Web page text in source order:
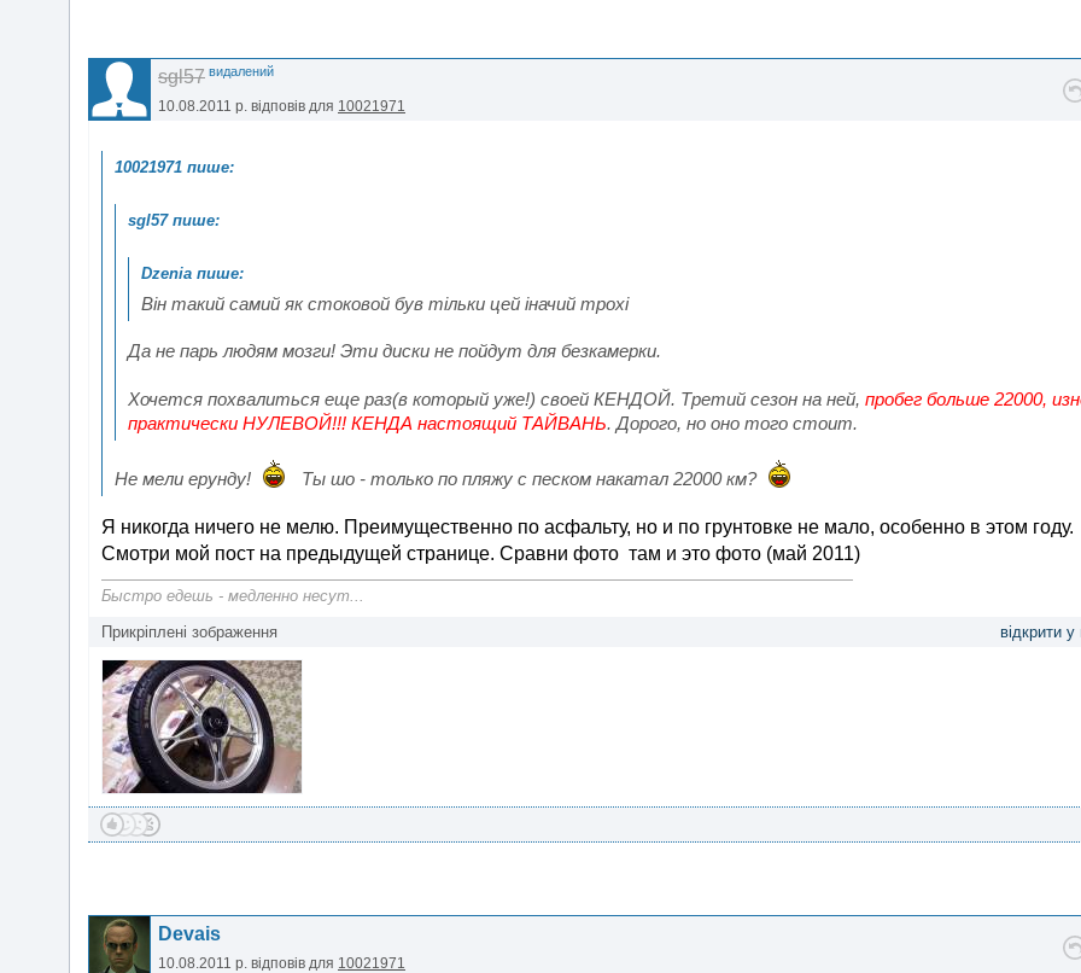
sgl57 видалений
10.08.2011 р. відповів для 10021971
Він такий самий як стоковой був тільки цей іначий трохі
Да не парь людям мозги! Эти диски не пойдут для безкамерки.
Хочется похвалиться еще раз(в который уже!) своей КЕНДОЙ. Третий сезон на ней, пробег больше 22000,
практически НУЛЕВОЙ!!! КЕНДА настоящий ТАЙВАНЬ. Дорого, но оно того стоит.
Не мели ерунду! Ты шо - только по пляжу с песком накатал 22000 км?
Я никогда ничего не мелю. Преимущественно по асфальту, но и по грунтовке не мало, особенно в этом году.
Смотри мой пост на предыдущей странице. Сравни фото там и это фото (май 2011)
Быстро едешь - медленно несут...
Прикріплені зображення
відкрити у
Devais
10.08.2011 р. відповів для 10021971